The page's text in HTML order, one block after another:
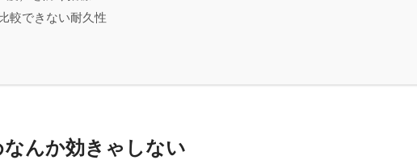
較できない耐久性
んか効きゃしない